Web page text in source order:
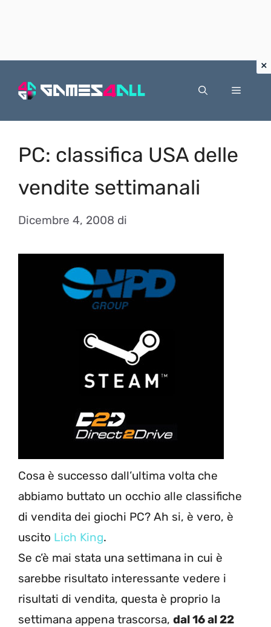
Menu
PC: classifica USA delle
vendite settimanali
Dicembre 4, 2008 di
Cosa è successo dall’ultima volta che
abbiamo buttato un occhio alle classifiche
di vendita dei giochi PC? Ah si, è vero, è
uscito Lich King.
Se c’è mai stata una settimana in cui è
sarebbe risultato interessante vedere i
risultati di vendita, questa è proprio la
settimana appena trascorsa, dal 16 al 22